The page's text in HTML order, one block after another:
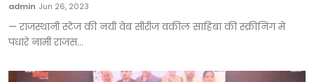
admin Jun 26, 2023
— राजस्थानी स्टेज की नयी वेब सीरीज वकील साहिबा की स्क्रीनिंग में
पधारे नामी राजस...